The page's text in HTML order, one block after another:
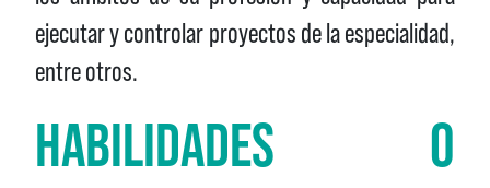
ejecutar y controlar proyectos de la especialidad,
entre otros.
HABILIDADES O